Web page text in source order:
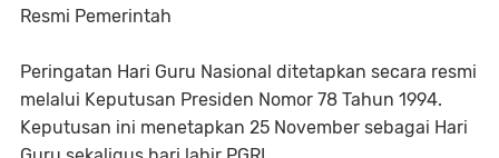
Resmi Pemerintah
Peringatan Hari Guru Nasional ditetapkan secara resmi
melalui Keputusan Presiden Nomor 78 Tahun 1994.
Keputusan ini menetapkan 25 November sebagai Hari